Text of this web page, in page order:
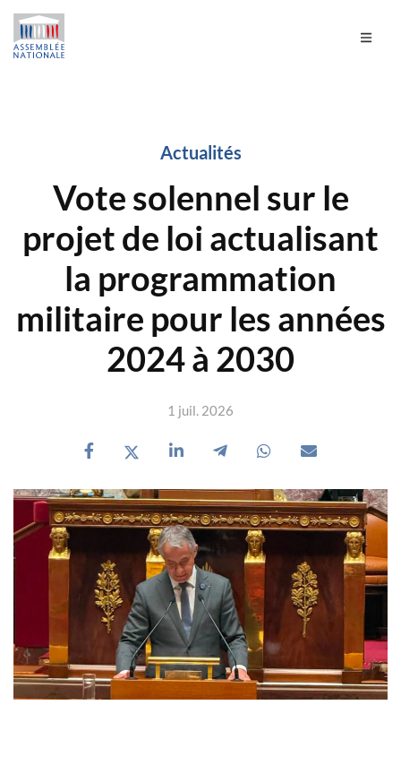
Actualités
Vote solennel sur le
projet de loi actualisant
la programmation
militaire pour les années
2024 à 2030
1 juil. 2026